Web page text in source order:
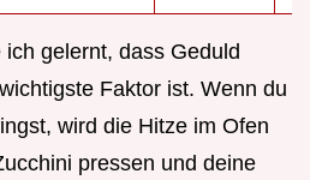
gelernt, dass Geduld
Faktor ist. Wenn du
wird die Hitze im Ofen
pressen und deine